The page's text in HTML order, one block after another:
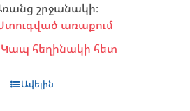
շրջանակի։
առաքում
Կապ հեղինակի հետ
Ավելին